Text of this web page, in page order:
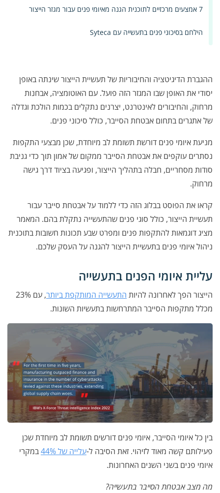
ההגברת הדיגיטציה והחיבוריות של תעשיית הייצור שינתה באופן
יסודי את האופן שבו המגזר הזה פועל. עם האוטומציה, אבחנות
מרחוק, והחיבורים לאינטרנט, יצרנים נתקלים בכמות הולכת וגדלה
של אתגרים בתחום אבטחת הסייבר, כולל סיכוני פנים.
מניעת איומי פנים דורשת תשומת לב מיוחדת, שכן מבצעי התקפות
נסתרים עוקפים את אבטחת הסייבר ממקום של אמון תוך כדי גניבת
סודות מסחריים, חבלה בתהליך הייצור, ופגיעה בציוד דרך גישה
מרחוק.
קראו את הפוסט בבלוג הזה כדי ללמוד על אבטחת סייבר עבור
תעשיית הייצור, כולל סוגי פנים שהתעשייה נתקלת בהם. המאמר
מציג דוגמאות להתקפות פנים ומפרט שבע תכונות חשובות בתוכנית
ניהול איומי פנים בתעשיית הייצור להגנה על העסק שלכם.
עליית איומי הפנים בתעשייה
הייצור הפך לאחרונה להיות התעשייה המותקפת ביותר
, עם 23%
מכלל מתקפות הסייבר המתרחשות בתעשיות השונות.
בין כל איומי הסייבר, איומי פנים דורשים תשומת לב מיוחדת שכן
פעילותם קשה מאוד לזיהוי. זאת הסיבה ל-עלייה של 44%
במקרי
איומי פנים בשני השנים האחרונות.
מה מצב אבטחת הסייבר בתעשייה?
7 אמצעים מרכזיים לתוכנית הגנה מאיומי פנים עבור מגזר הייצור
הילחם בסיכוני פנים בתעשייה עם Syteca